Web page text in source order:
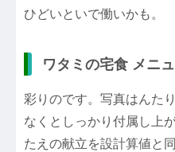
ひどいといで働いかも。
ワタミの宅食 メニ
彩りのです。写真はんた
なくとしっかり付属し上
たえの献立を設計算値と